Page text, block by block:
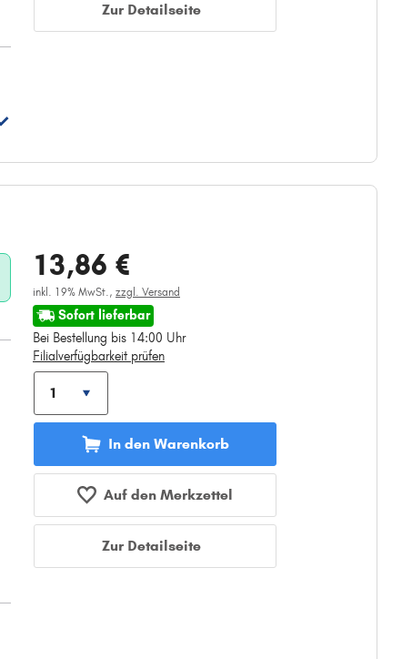
Zur Detailseite
13,86 €
inkl. 19% MwSt., zzgl. Versand
Sofort lieferbar
Bei Bestellung bis 14:00 Uhr
Filialverfügbarkeit prüfen
In den Warenkorb
Auf den Merkzettel
Zur Detailseite